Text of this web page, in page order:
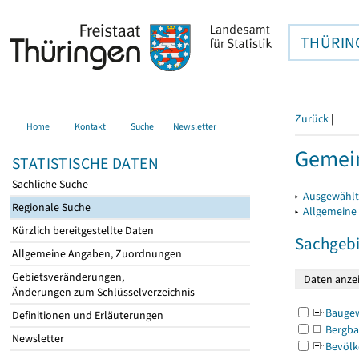
Home Kontakt Suche Newsletter
STATISTISCHE DATEN
Sachliche Suche
Regionale Suche
Kürzlich bereitgestellte Daten
Allgemeine Angaben, Zuordnungen
Gebietsveränderungen,
Änderungen zum Schlüsselverzeichnis
Definitionen und Erläuterungen
Newsletter
Zurück |
▸
▸